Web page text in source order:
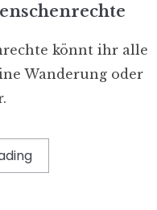
könnt ihr alle
Wanderung oder